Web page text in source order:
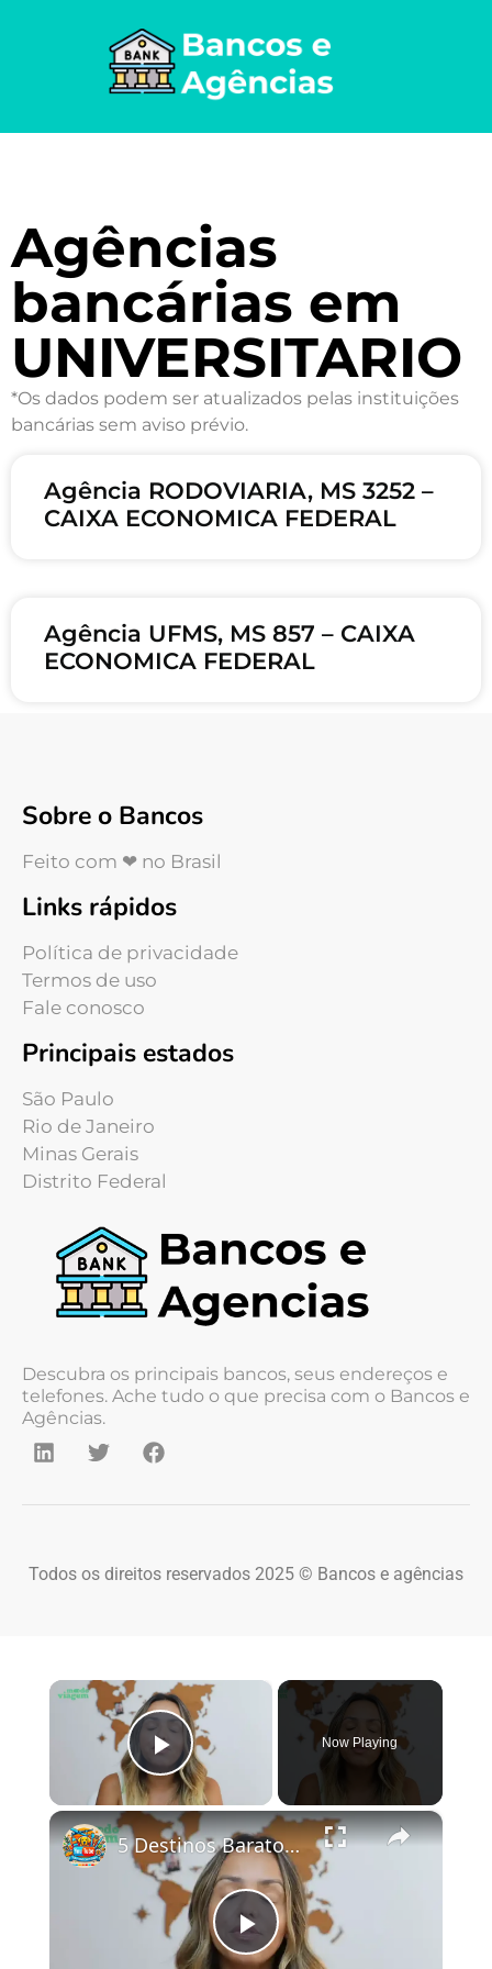
Agências
bancárias em
UNIVERSITARIO
*Os dados podem ser atualizados pelas instituições
bancárias sem aviso prévio.
Agência RODOVIARIA, MS 3252 –
CAIXA ECONOMICA FEDERAL
Agência UFMS, MS 857 – CAIXA
ECONOMICA FEDERAL
Sobre o Bancos
Feito com ❤ no Brasil
Links rápidos
Política de privacidade
Termos de uso
Fale conosco
Principais estados
São Paulo
Rio de Janeiro
Minas Gerais
Distrito Federal
Descubra os principais bancos, seus endereços e
telefones. Ache tudo o que precisa com o Bancos e
Agências.
Todos os direitos reservados 2025 © Bancos e agências
×
Play Video
Now Playing
×
Play Video
5 Destinos Baratos no Brasil Para Conhecer e Amar! 🇧🇷✨